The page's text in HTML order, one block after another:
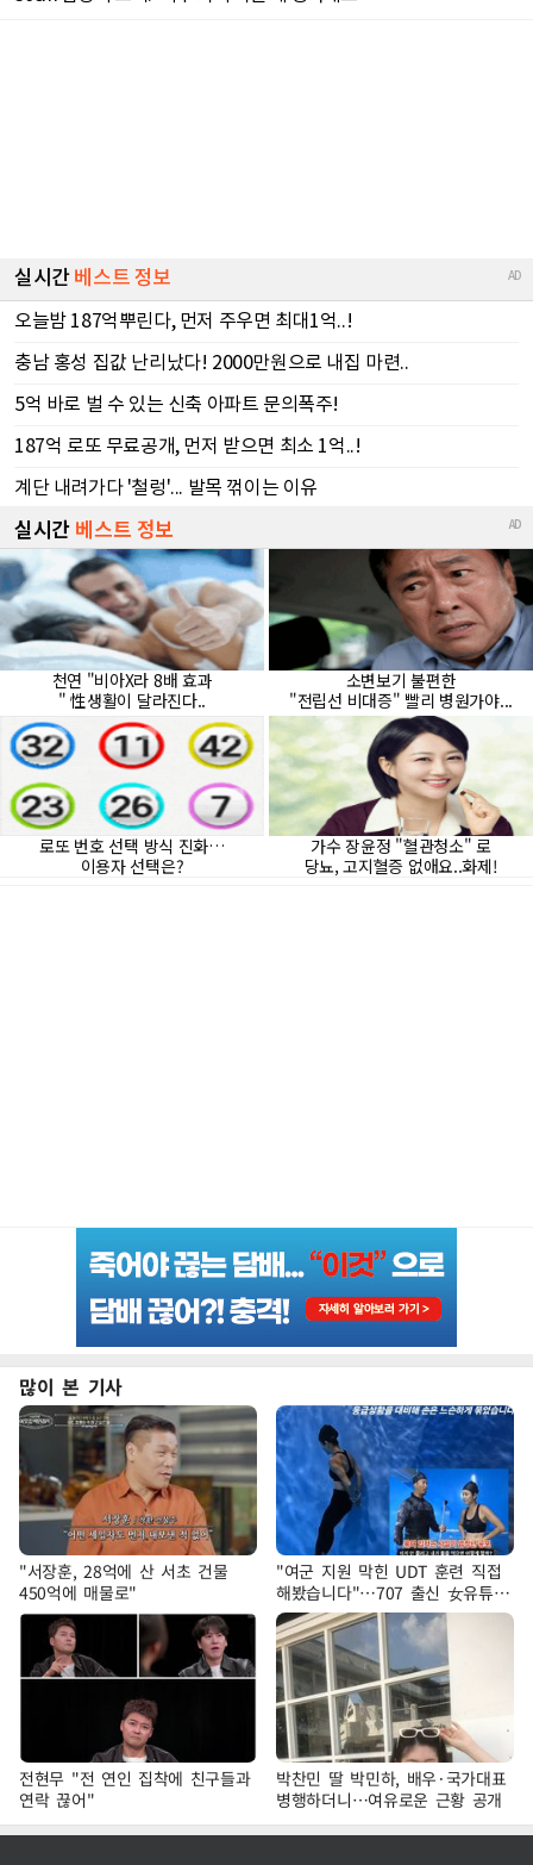
많이 본 기사
"서장훈, 28억에 산 서초 건물
450억에 매물로"
"여군 지원 막힌 UDT 훈련 직접
해봤습니다"…707 출신 女유튜버
'완벽 소화'
전현무 "전 연인 집착에 친구들과
연락 끊어"
박찬민 딸 박민하, 배우·국가대표
병행하더니…여유로운 근황 공개